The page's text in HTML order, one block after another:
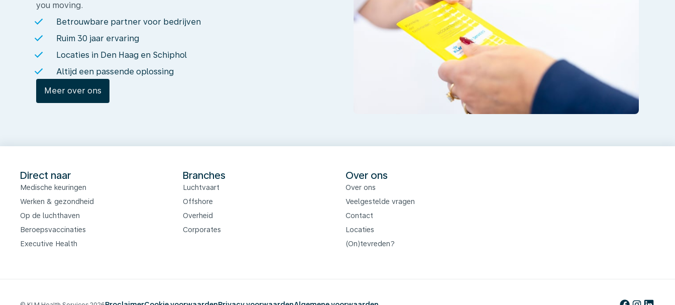
you moving.
Betrouwbare partner voor bedrijven
Ruim 30 jaar ervaring
Locaties in Den Haag en Schiphol
Altijd een passende oplossing
Meer over ons
Direct naar
Medische keuringen
Werken & gezondheid
Op de luchthaven
Beroepsvaccinaties
Executive Health
Branches
Luchtvaart
Offshore
Overheid
Corporates
Over ons
Over ons
Veelgestelde vragen
Contact
Locaties
(On)tevreden?